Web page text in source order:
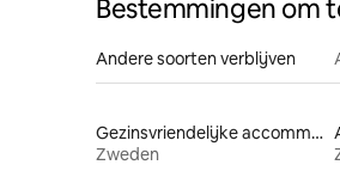
Bestemmingen om
Andere soorten verblijven
Gezinsvriendelijke accommodaties
Zweden